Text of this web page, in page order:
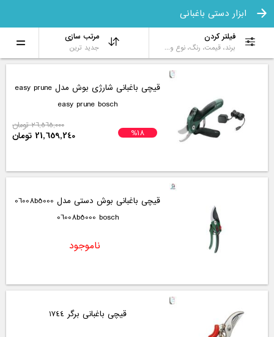
ابزار دستی باغبانی
فیلتر کردن
برند، قیمت، رنگ، نوع و...
مرتب سازی
جدید ترین
قیچی باغبانی شارژی بوش مدل easy prune
easy prune bosch
%18
26,565,000 تومان
21,659,240 تومان
قیچی باغبانی بوش دستی مدل 06008b5000
06008b5000 bosch
ناموجود
قیچی باغبانی برگر 1744